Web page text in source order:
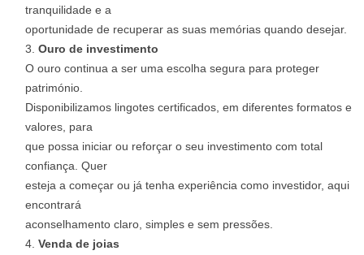
tranquilidade e a
oportunidade de recuperar as suas memórias quando desejar.
Ouro de investimento
O ouro continua a ser uma escolha segura para proteger
património.
Disponibilizamos lingotes certificados, em diferentes formatos e
valores, para
que possa iniciar ou reforçar o seu investimento com total
confiança. Quer
esteja a começar ou já tenha experiência como investidor, aqui
encontrará
aconselhamento claro, simples e sem pressões.
Venda de joias